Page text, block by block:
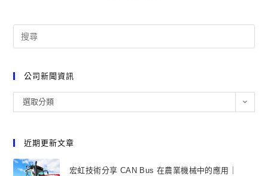
公司新聞資訊
選取分類
近期更新文章
宏虹技術分享 CAN Bus 在農業機械中的應用｜